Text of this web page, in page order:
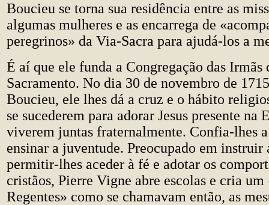
Boucieu se torna sua residência entre as
algumas mulheres e as encarrega de
peregrinos» da Via-Sacra para ajudá-los a
É aí que ele funda a Congregação das Irmãs
Sacramento. No dia 30 de novembro de
Boucieu, ele lhes dá a cruz e o hábito
se sucederem para adorar Jesus presente na
viverem juntas fraternalmente. Confia-lhes
ensinar a juventude. Preocupado em instruir
permitir-lhes aceder à fé e adotar os
cristãos, Pierre Vigne abre escolas e cria
Regentes» como se chamavam então, as